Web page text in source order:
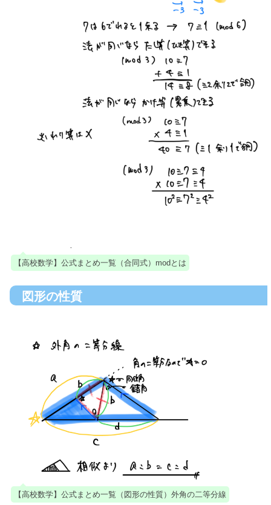
【高校数学】公式まとめ一覧（合同式）modとは
図形の性質
【高校数学】公式まとめ一覧（図形の性質）外角の二等分線